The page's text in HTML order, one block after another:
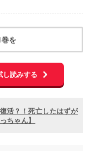
巻を
し読みする
活？！死亡したはずが
ちゃん】